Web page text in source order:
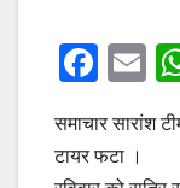
F
c
e
E
समाचार सारांश
टायर फटा ।